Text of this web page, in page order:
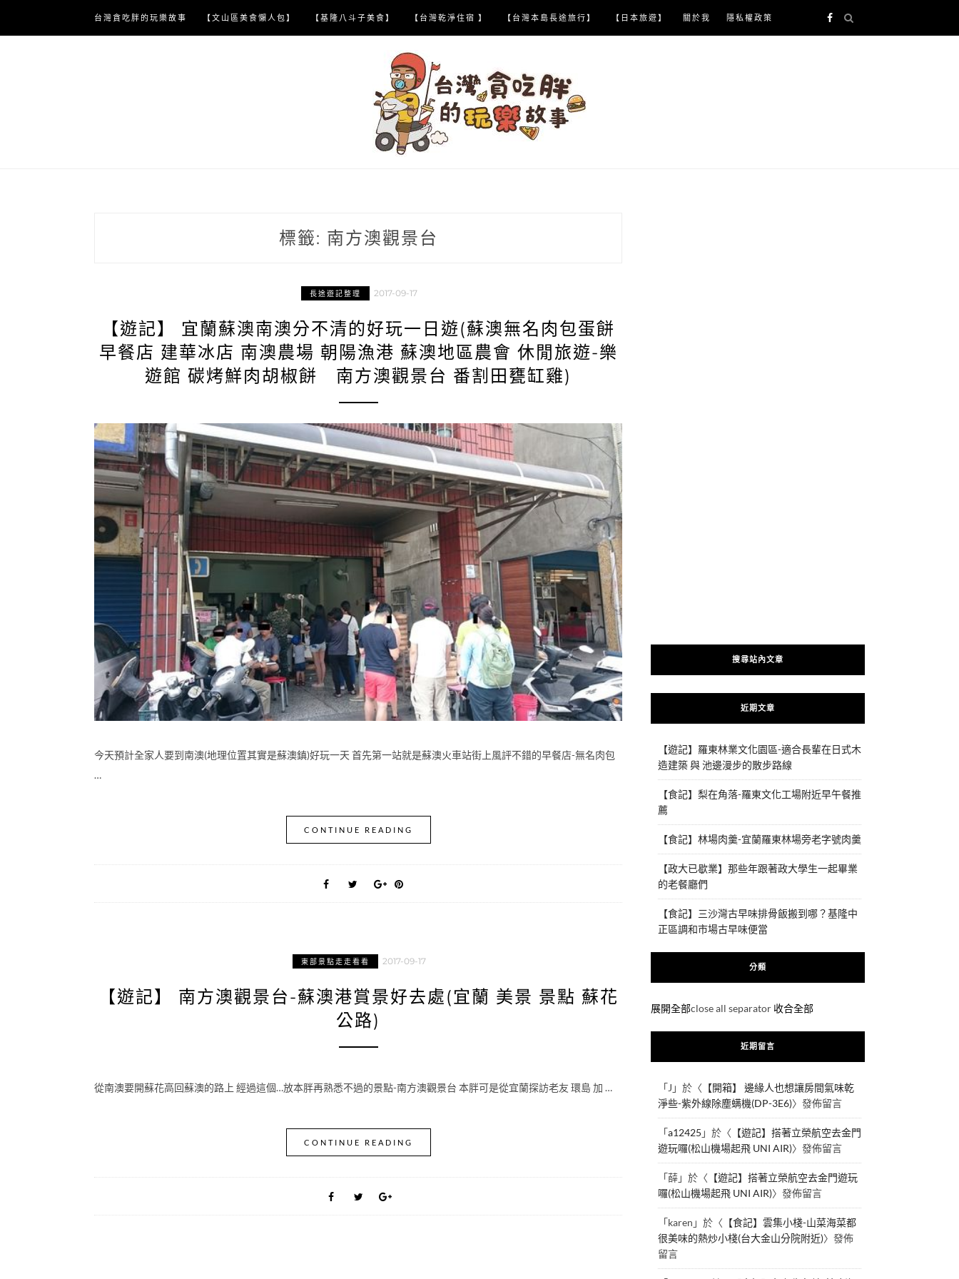
content
台灣貪吃胖的玩樂故事 【文山區美食懶人包】 【基隆八斗子美食】 【台灣乾淨住宿 】 【台灣本島長途旅行】 【日本旅遊】 關於我 隱私權政策
標籤: 南方澳觀景台
長途遊記整理 2017-09-17
【遊記】 宜蘭蘇澳南澳分不清的好玩一日遊(蘇澳無名肉包蛋餅
早餐店 建華冰店 南澳農場 朝陽漁港 蘇澳地區農會 休閒旅遊-樂
遊館 碳烤鮮肉胡椒餅 南方澳觀景台 番割田甕缸雞)
今天預計全家人要到南澳(地理位置其實是蘇澳鎮)好玩一天 首先第一站就是蘇澳火車站街上風評不錯的早餐店-無名肉包
…
CONTINUE READING
東部景點走走看看 2017-09-17
【遊記】 南方澳觀景台-蘇澳港賞景好去處(宜蘭 美景 景點 蘇花
公路)
從南澳要開蘇花高回蘇澳的路上 經過這個…放本胖再熟悉不過的景點-南方澳觀景台 本胖可是從宜蘭探訪老友 環島 加 …
CONTINUE READING
搜尋站內文章
近期文章
【遊記】羅東林業文化園區-適合長輩在日式木
造建築 與 池邊漫步的散步路線
【食記】梨在角落-羅東文化工場附近早午餐推
薦
【食記】林場肉羹-宜蘭羅東林場旁老字號肉羹
【政大已歇業】那些年跟著政大學生一起畢業
的老餐廳們
【食記】三沙灣古早味排骨飯搬到哪？基隆中
正區調和市場古早味便當
分類
展開全部close all separator 收合全部
近期留言
「J 」於〈 【開箱】 邊緣人也想讓房間氣味乾
淨些-紫外線除塵螨機(DP-3E6)〉發佈留言
「a12425 」於〈 【遊記】搭著立榮航空去金門
遊玩囉(松山機場起飛 UNI AIR)〉發佈留言
「薛」於〈 【遊記】搭著立榮航空去金門遊玩
囉(松山機場起飛 UNI AIR)〉發佈留言
「karen 」於〈 【食記】雲集小棧-山菜海菜都
很美味的熱炒小棧(台大金山分院附近)〉發佈
留言